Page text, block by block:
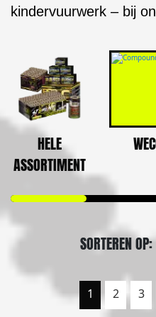
kindervuurwerk – bij
HELE
ASSORTIMENT
SORTEREN OP:
1 2 3